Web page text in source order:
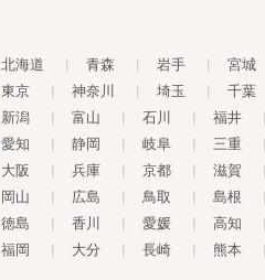
北海道 青森 岩手 宮城
東京 神奈川 埼玉 千葉
新潟 富山 石川 福井
愛知 静岡 岐阜 三重
大阪 兵庫 京都 滋賀
岡山 広島 鳥取 島根
徳島 香川 愛媛 高知
福岡 大分 長崎 熊本